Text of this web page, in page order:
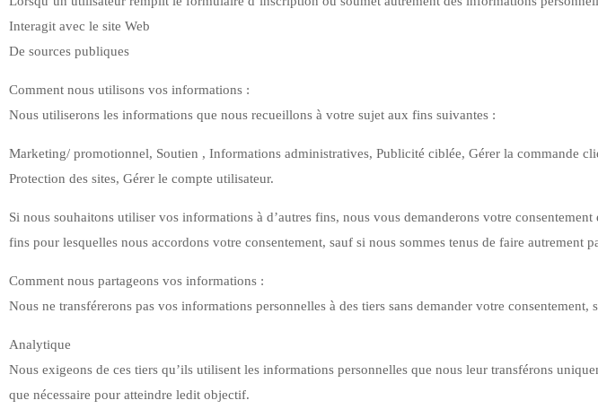
Interagit avec le site Web
De sources publiques
Comment nous utilisons vos informations :
Nous utiliserons les informations que nous recueillons à votre sujet aux fins suivantes :
Marketing/ promotionnel, Soutien , Informations administratives, Publicité ciblée, Gérer la commande
Protection des sites, Gérer le compte utilisateur.
Si nous souhaitons utiliser vos informations à d’autres fins, nous vous demanderons votre
fins pour lesquelles nous accordons votre consentement, sauf si nous sommes tenus de faire autrement
Comment nous partageons vos informations :
Nous ne transférerons pas vos informations personnelles à des tiers sans demander votre consentement,
Analytique
Nous exigeons de ces tiers qu’ils utilisent les informations personnelles que nous leur transférons
que nécessaire pour atteindre ledit objectif.